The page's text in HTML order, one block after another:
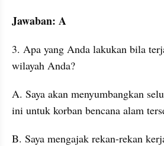
Jawaban: A
3. Apa yang Anda lakukan bila
wilayah Anda?
A. Saya akan menyumbangkan
ini untuk korban bencana alam
B. Saya mengajak rekan-rekan